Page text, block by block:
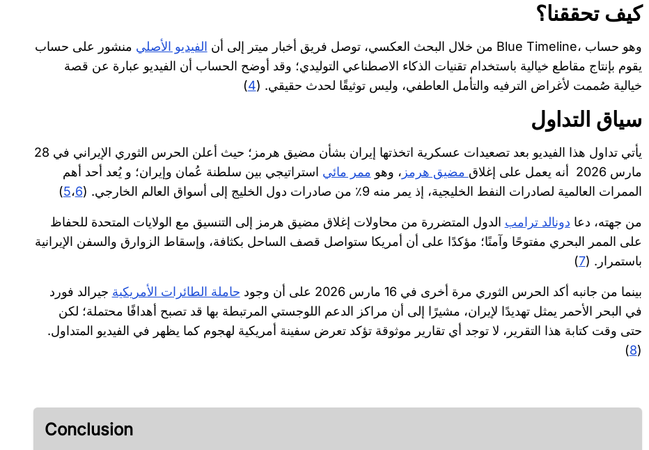
كيف تحققنا؟
من خلال البحث العكسي، توصل فريق أخبار ميتر إلى أن الفيديو الأصلي منشور على حساب Blue Timeline، وهو حساب
يقوم بإنتاج مقاطع خيالية باستخدام تقنيات الذكاء الاصطناعي التوليدي؛ وقد أوضح الحساب أن الفيديو عبارة عن قصة
خيالية صُممت لأغراض الترفيه والتأمل العاطفي، وليس توثيقًا لحدث حقيقي. (4
)
سياق التداول
يأتي تداول هذا الفيديو بعد تصعيدات عسكرية اتخذتها إيران بشأن مضيق هرمز؛ حيث أعلن الحرس الثوري الإيراني في 28
مارس 2026 أنه يعمل على إغلاق
مضيق هرمز ، وهو ممر مائي استراتيجي بين سلطنة عُمان وإيران؛ و يُعد أحد أهم
الممرات العالمية لصادرات النفط الخليجية، إذ يمر منه 9٪ من صادرات دول الخليج إلى أسواق العالم الخارجي. (
5،6
)
من جهته، دعا دونالد ترامب الدول المتضررة من محاولات إغلاق مضيق هرمز إلى التنسيق مع الولايات المتحدة للحفاظ
على الممر البحري مفتوحًا وآمنًا؛ مؤكدًا على أن أمريكا ستواصل قصف الساحل بكثافة، وإسقاط الزوارق والسفن الإيرانية
باستمرار. (7
)
بينما من جانبه أكد الحرس الثوري مرة أخرى في 16 مارس 2026 على أن وجود حاملة الطائرات الأمريكية جيرالد فورد
في البحر الأحمر يمثل تهديدًا لإيران، مشيرًا إلى أن مراكز الدعم اللوجستي المرتبطة بها قد تصبح أهدافًا محتملة؛ لكن
حتى وقت كتابة هذا التقرير، لا توجد أي تقارير موثوقة تؤكد تعرض سفينة أمريكية لهجوم كما يظهر في الفيديو المتداول.
(
8
)
Conclusion